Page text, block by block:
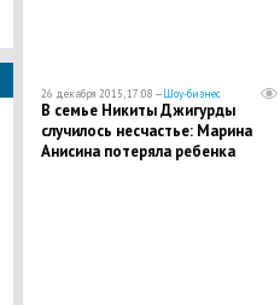
26 декабря 2015, 17:08 —Шоу-бизнес
В семье Никиты Джигурды
случилось несчастье: Марина
Анисина потеряла ребенка